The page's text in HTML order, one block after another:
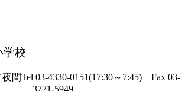
学校
夜間Tel 03-4330-0151(17:30～7:45) Fax 03-